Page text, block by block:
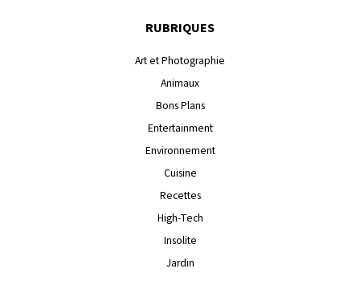
RUBRIQUES
Art et Photographie
Animaux
Bons Plans
Entertainment
Environnement
Cuisine
Recettes
High-Tech
Insolite
Jardin